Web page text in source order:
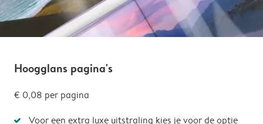
Hoogglans pagina's
€ 0,08 per pagina
Voor een extra luxe uitstraling kies je voor de optie